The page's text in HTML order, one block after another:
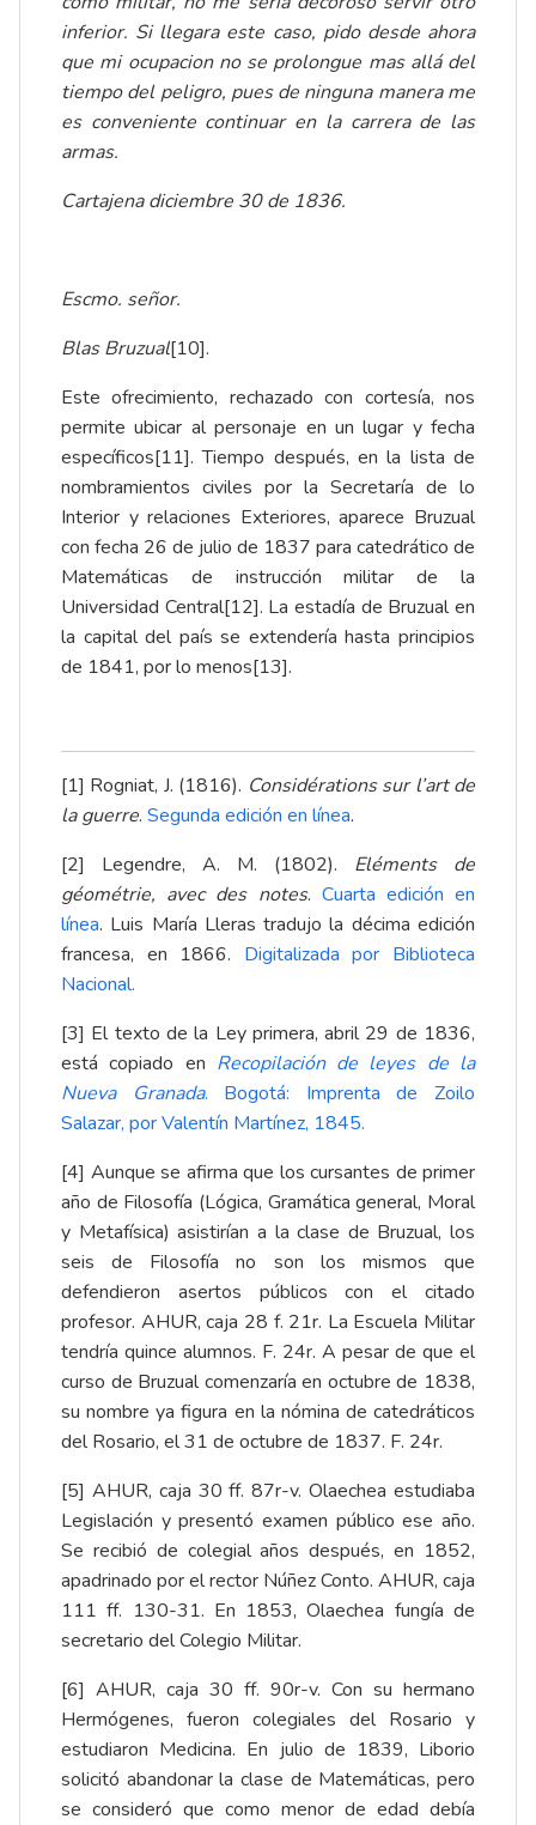
inferior. Si llegara este caso, pido desde ahora
que mi ocupacion no se prolongue mas allá del
tiempo del peligro, pues de ninguna manera me
es conveniente continuar en la carrera de las
armas.
Cartajena diciembre 30 de 1836.
Escmo. señor.
Blas Bruzual[10].
Este ofrecimiento, rechazado con cortesía, nos
permite ubicar al personaje en un lugar y fecha
específicos[11]. Tiempo después, en la lista de
nombramientos civiles por la Secretaría de lo
Interior y relaciones Exteriores, aparece Bruzual
con fecha 26 de julio de 1837 para catedrático de
Matemáticas de instrucción militar de la
Universidad Central[12]. La estadía de Bruzual en
la capital del país se extendería hasta principios
de 1841, por lo menos[13].
[1] Rogniat, J. (1816). Considérations sur l’art de
la guerre. Segunda edición en línea.
[2] Legendre, A. M. (1802). Eléments de
géométrie, avec des notes. Cuarta edición en
línea. Luis María Lleras tradujo la décima edición
francesa, en 1866. Digitalizada por Biblioteca
Nacional.
[3] El texto de la Ley primera, abril 29 de 1836,
está copiado en Recopilación de leyes de la
Nueva Granada. Bogotá: Imprenta de Zoilo
Salazar, por Valentín Martínez, 1845.
[4] Aunque se afirma que los cursantes de primer
año de Filosofía (Lógica, Gramática general, Moral
y Metafísica) asistirían a la clase de Bruzual, los
seis de Filosofía no son los mismos que
defendieron asertos públicos con el citado
profesor. AHUR, caja 28 f. 21r. La Escuela Militar
tendría quince alumnos. F. 24r. A pesar de que el
curso de Bruzual comenzaría en octubre de 1838,
su nombre ya figura en la nómina de catedráticos
del Rosario, el 31 de octubre de 1837. F. 24r.
[5] AHUR, caja 30 ff. 87r-v. Olaechea estudiaba
Legislación y presentó examen público ese año.
Se recibió de colegial años después, en 1852,
apadrinado por el rector Núñez Conto. AHUR, caja
111 ff. 130-31. En 1853, Olaechea fungía de
secretario del Colegio Militar.
[6] AHUR, caja 30 ff. 90r-v. Con su hermano
Hermógenes, fueron colegiales del Rosario y
estudiaron Medicina. En julio de 1839, Liborio
solicitó abandonar la clase de Matemáticas, pero
se consideró que como menor de edad debía